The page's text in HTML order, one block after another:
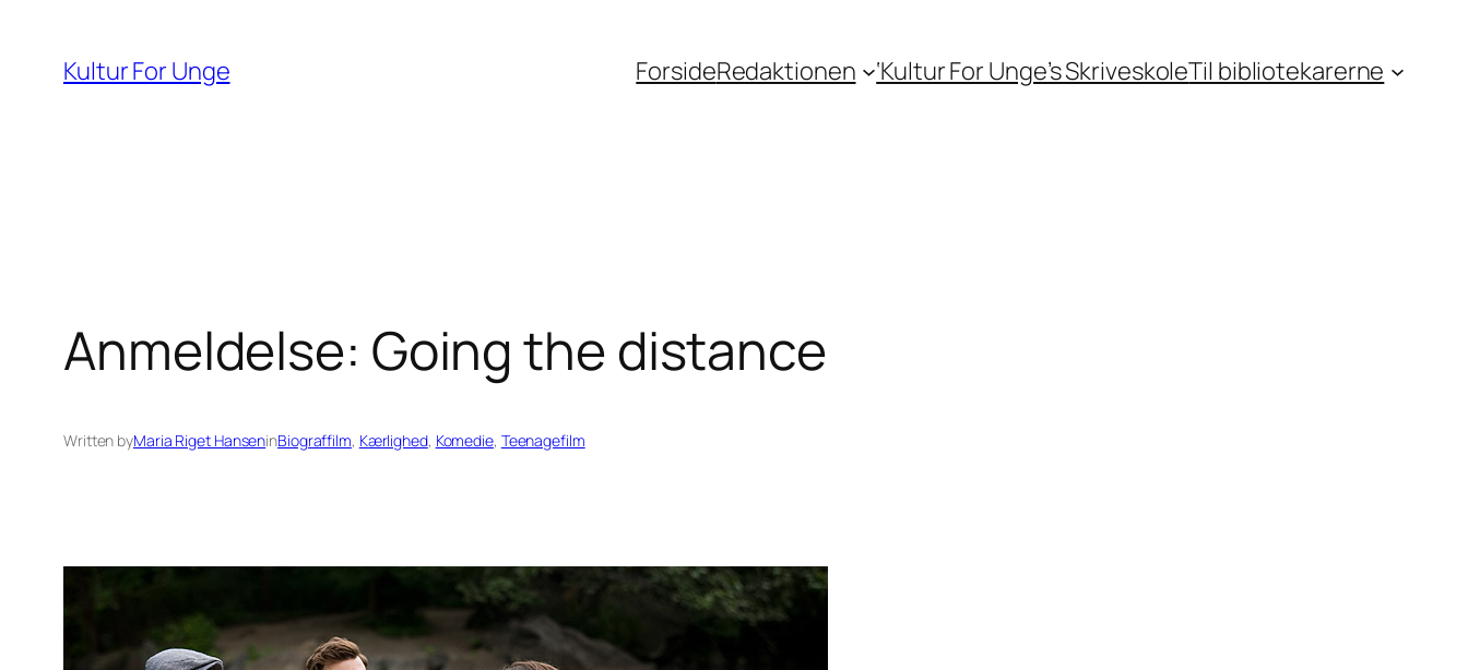
indhold
Kultur For Unge ForsideRedaktionen ‘Kultur For Unge’s SkriveskoleTil bibliotekarerne
Anmeldelse: Going the distance
Written byMaria Riget HanseninBiograffilm, Kærlighed, Komedie, Teenagefilm